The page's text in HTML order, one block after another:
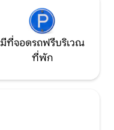
มีที่จอดรถฟรีบริเวณ
ที่พัก